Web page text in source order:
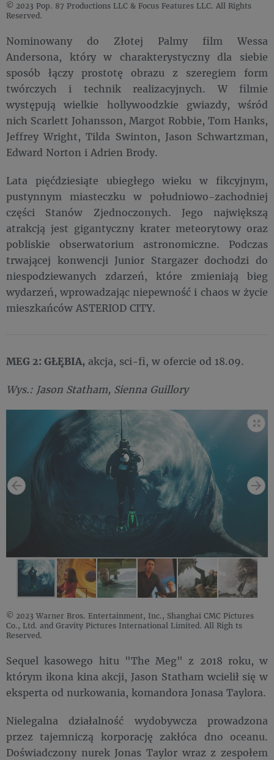
© 2023 Pop. 87 Productions LLC & Focus Features LLC. All Rights
Reserved.
Nominowany do Złotej Palmy film Wessa
Andersona, który w charakterystyczny dla siebie
sposób łączy prostotę obrazu z szeregiem form
twórczych i technik realizacyjnych. W filmie
występują wielkie hollywoodzkie gwiazdy, wśród
nich Scarlett Johansson, Margot Robbie, Tom Hanks,
Jeffrey Wright, Tilda Swinton, Jason Schwartzman,
Edward Norton i Adrien Brody.
Lata pięćdziesiąte ubiegłego wieku w fikcyjnym,
pustynnym miasteczku w południowo-zachodniej
części Stanów Zjednoczonych. Jego największą
atrakcją jest gigantyczny krater meteorytowy oraz
pobliskie obserwatorium astronomiczne. Podczas
trwającej konwencji Junior Stargazer dochodzi do
niespodziewanych zdarzeń, które zmieniają bieg
wydarzeń, wprowadzając niepewność i chaos w życie
mieszkańców ASTERIOD CITY.
MEG 2: GŁĘBIA, akcja, sci-fi, w ofercie od 18.09.
Wys.: Jason Statham, Sienna Guillory
© 2023 Warner Bros. Entertainment, Inc., Shanghai CMC Pictures
Co., Ltd. and Gravity Pictures International Limited. All Righ ts
Reserved.
Sequel kasowego hitu "The Meg" z 2018 roku, w
którym ikona kina akcji, Jason Statham wcielił się w
eksperta od nurkowania, komandora Jonasa Taylora.
Nielegalna działalność wydobywcza prowadzona
przez tajemniczą korporację zakłóca dno oceanu.
Doświadczony nurek Jonas Taylor wraz z zespołem